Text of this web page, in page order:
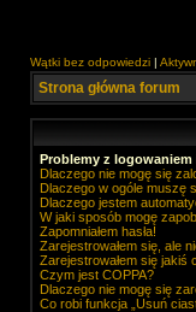
Wątki bez odpowiedzi |
Strona główna forum
Problemy z logowaniem
Dlaczego nie mogę się
Dlaczego w ogóle muszę
Dlaczego jestem
W jaki sposób mogę
Zapomniałem hasła!
Zarejestrowałem się, ale
Zarejestrowałem się jakiś
Czym jest COPPA?
Dlaczego nie mogę się
Co robi funkcja „Usuń